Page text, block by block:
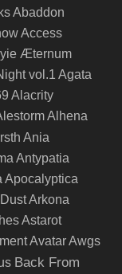
Abaddon
Access
Æternum
vol.1 Agata
Alacrity
Alhena
Ania
Antypatia
Apocalyptica
Arkona
Astarot
AvatarAwgs
Back From